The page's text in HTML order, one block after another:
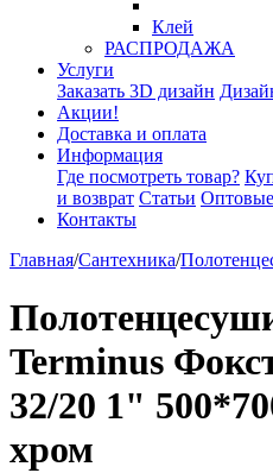
Клей
РАСПРОДАЖА
Услуги
Заказать 3D дизайн
Акции!
Доставка и оплата
Информация
Где посмотреть товар?
и возврат Статьи
Контакты
Главная/Сантехника/
Terminus
32/20 1"
хром